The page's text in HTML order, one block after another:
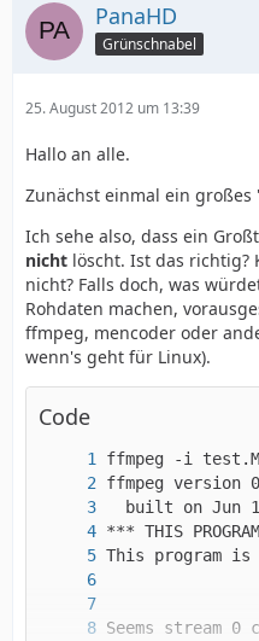
PanaHD
Grünschnabel
25. August 2012 um 13:39
Hallo an alle.
Zunächst einmal ein großes
Ich sehe also, dass ein
nicht löscht. Ist das
nicht? Falls doch, was
Rohdaten machen,
ffmpeg, mencoder oder
wenn's geht für Linux).
Code